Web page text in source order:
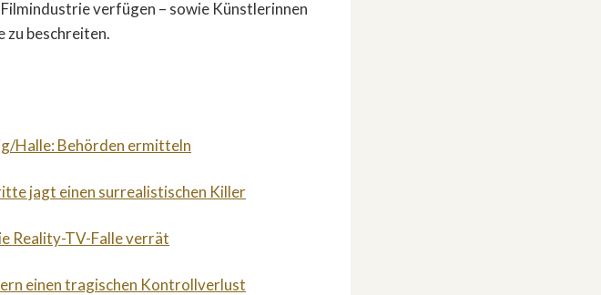
verfügen – sowie Künstlerinnen
zu beschreiten.
Halle: Behörden ermitteln
jagt einen surrealistischen Killer
Reality-TV-Falle verrät
einen tragischen Kontrollverlust